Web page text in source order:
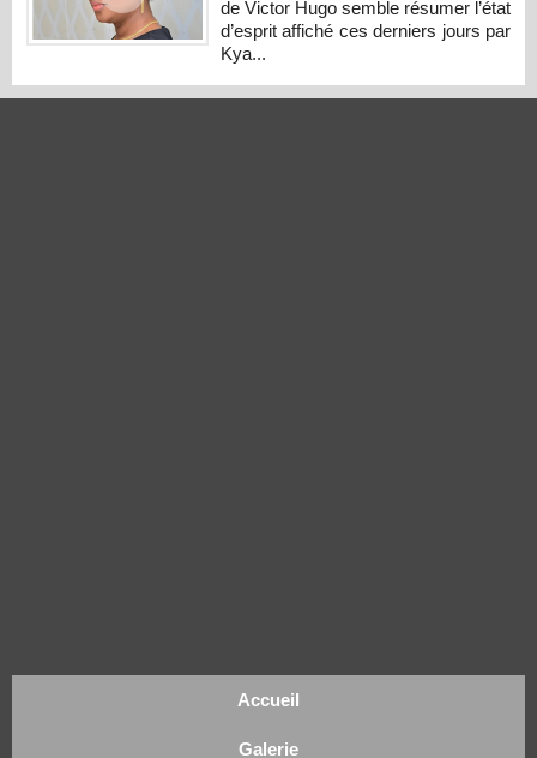
de Victor Hugo semble résumer l’état
d’esprit affiché ces derniers jours par
Kya...
Accueil
Galerie